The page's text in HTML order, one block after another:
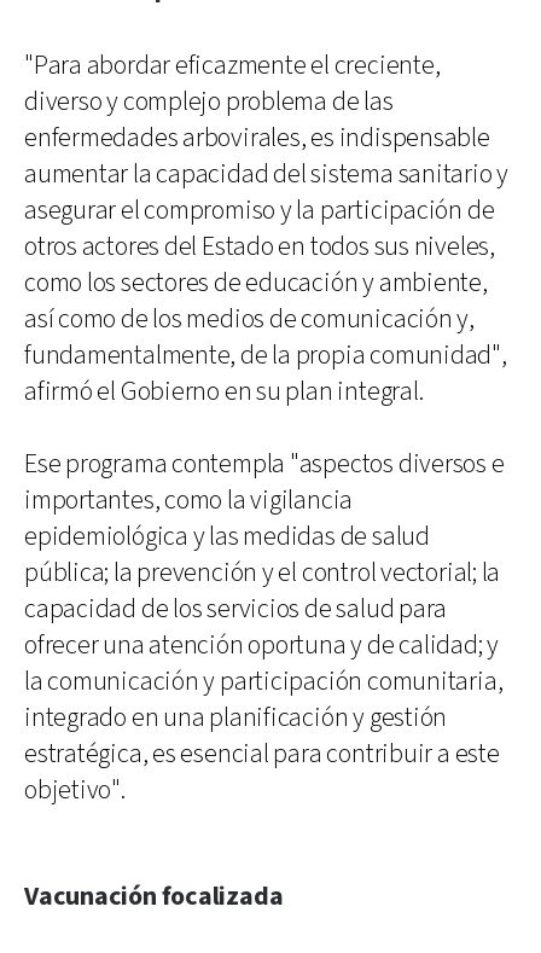
"Para abordar eficazmente el creciente,
diverso y complejo problema de las
enfermedades arbovirales, es indispensable
aumentar la capacidad del sistema sanitario y
asegurar el compromiso y la participación de
otros actores del Estado en todos sus niveles,
como los sectores de educación y ambiente,
así como de los medios de comunicación y,
fundamentalmente, de la propia comunidad",
afirmó el Gobierno en su plan integral.
Ese programa contempla "aspectos diversos e
importantes, como la vigilancia
epidemiológica y las medidas de salud
pública; la prevención y el control vectorial; la
capacidad de los servicios de salud para
ofrecer una atención oportuna y de calidad; y
la comunicación y participación comunitaria,
integrado en una planificación y gestión
estratégica, es esencial para contribuir a este
objetivo".
Vacunación focalizada